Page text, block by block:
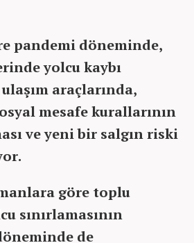
pandemi döneminde,
yolcu kaybı
araçlarında,
mesafe kurallarının
ve yeni bir salgın riski
göre toplu
sınırlamasının
de